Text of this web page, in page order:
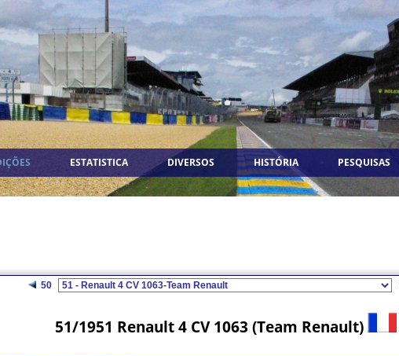
ESTATISTICA DIVERSOS HISTÓRIA PESQUISAS
50
51/1951 Renault 4 CV 1063 (Team Renault)